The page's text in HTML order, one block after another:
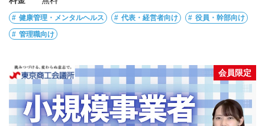
健康管理・メンタルヘルス 代表・経営者向け 役員・幹部向け
管理職向け
会員限定